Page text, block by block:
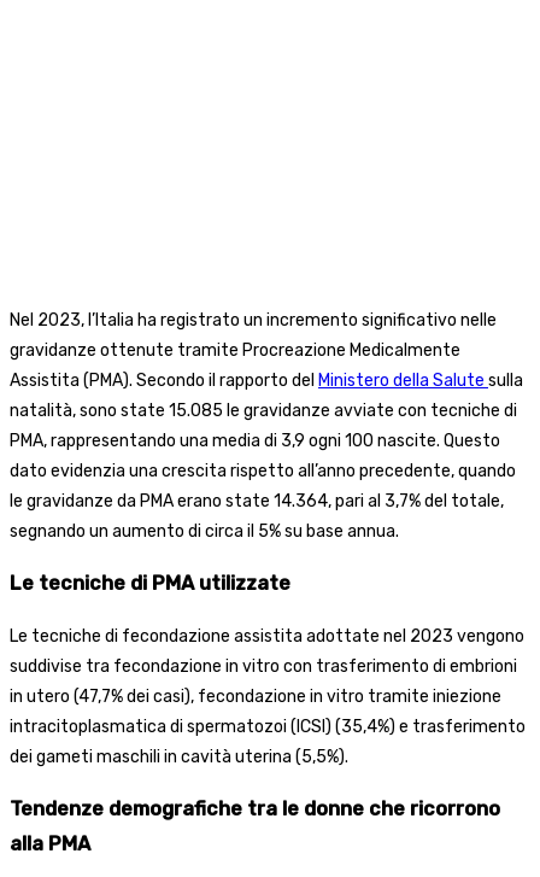
Nel 2023, l’Italia ha registrato un incremento significativo nelle
gravidanze ottenute tramite Procreazione Medicalmente
Assistita (PMA). Secondo il rapporto del Ministero della Salute sulla
natalità, sono state 15.085 le gravidanze avviate con tecniche di
PMA, rappresentando una media di 3,9 ogni 100 nascite. Questo
dato evidenzia una crescita rispetto all’anno precedente, quando
le gravidanze da PMA erano state 14.364, pari al 3,7% del totale,
segnando un aumento di circa il 5% su base annua.
Le tecniche di PMA utilizzate
Le tecniche di fecondazione assistita adottate nel 2023 vengono
suddivise tra fecondazione in vitro con trasferimento di embrioni
in utero (47,7% dei casi), fecondazione in vitro tramite iniezione
intracitoplasmatica di spermatozoi (ICSI) (35,4%) e trasferimento
dei gameti maschili in cavità uterina (5,5%).
Tendenze demografiche tra le donne che ricorrono
alla PMA